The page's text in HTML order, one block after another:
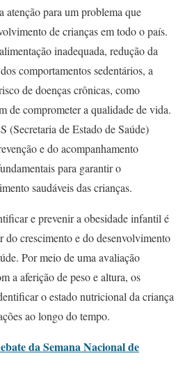
atenção para um problema que
de crianças em todo o país.
inadequada, redução da
comportamentos sedentários, a
de doenças crônicas, como
de comprometer a qualidade de vida.
(Secretaria de Estado de Saúde)
e do acompanhamento
para garantir o
saudáveis das crianças.
e prevenir a obesidade infantil é
do crescimento e do desenvolvimento
Por meio de uma avaliação
a aferição de peso e altura, os
o estado nutricional da criança
ao longo do tempo.
da Semana Nacional de